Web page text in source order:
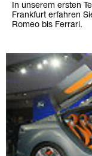
In unserem ersten
Frankfurt erfahren
Romeo bis Ferrari.